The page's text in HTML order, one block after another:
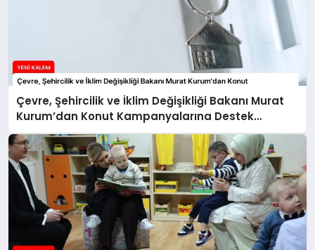
Modüler Su Deposu Çözümleri
Telegram Grupları Rehberi: Telegram
Grup Bağlantılarını Daha Düzenli
İnceleyin
TPAO Bulgaristan Sularında Petrol ve
Doğal Gaz Arayacak
Çevre, Şehircilik ve İklim Değişikliği Bakanı Murat
Kurum’dan Konut Kampanyalarına Destek
Açıklaması